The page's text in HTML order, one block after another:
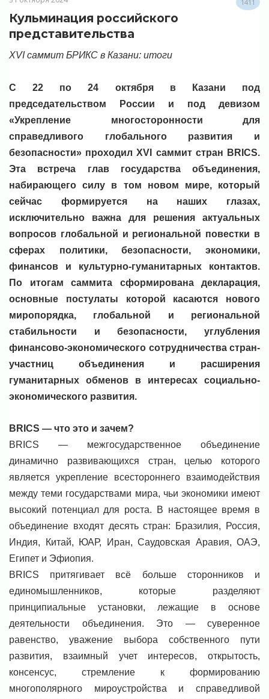
1411
Кульминация российского
представительства
XVI саммит БРИКС в Казани: итоги
С 22 по 24 октября в Казани под
председательством России и под девизом
«Укрепление многосторонности для
справедливого глобального развития и
безопасности» проходил XVI саммит стран BRICS.
Эта встреча глав государства объединения,
набирающего силу в том новом мире, который
сейчас формируется на наших глазах,
исключительно важна для решения актуальных
вопросов глобальной и региональной повестки в
сферах политики, безопасности, экономики,
финансов и культурно-гуманитарных контактов.
По итогам саммита сформирована декларация,
основные постулаты которой касаются нового
миропорядка, глобальной и региональной
стабильности и безопасности, углубления
финансово-экономического сотрудничества стран-
участниц объединения и расширения
гуманитарных обменов в интересах социально-
экономического развития.
BRICS — что это и зачем?
BRICS — межгосударственное объединение
динамично развивающихся стран, целью которого
является укрепление всестороннего взаимодействия
между теми государствами мира, чьи экономики имеют
высокий потенциал для роста. В настоящее время в
объединение входят десять стран: Бразилия, Россия,
Индия, Китай, ЮАР, Иран, Саудовская Аравия, ОАЭ,
Египет и Эфиопия.
BRICS притягивает всё больше сторонников и
единомышленников, которые разделяют
принципиальные установки, лежащие в основе
деятельности объединения. Это — суверенное
равенство, уважение выбора собственного пути
развития, взаимный учет интересов, открытость,
консенсус, стремление к формированию
многополярного мироустройства и справедливой